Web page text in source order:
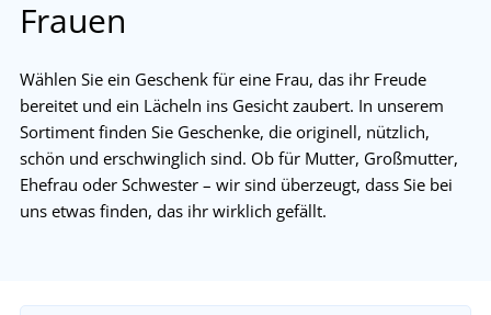
Frauen
Wählen Sie ein Geschenk für eine Frau, das ihr Freude
bereitet und ein Lächeln ins Gesicht zaubert. In unserem
Sortiment finden Sie Geschenke, die originell, nützlich,
schön und erschwinglich sind. Ob für Mutter, Großmutter,
Ehefrau oder Schwester – wir sind überzeugt, dass Sie bei
uns etwas finden, das ihr wirklich gefällt.